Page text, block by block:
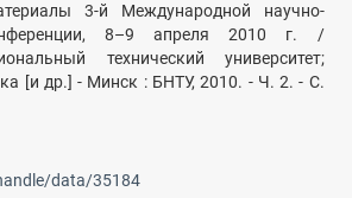
3-й Международной научно-
8–9 апреля 2010 г. /
технический университет;
[и др.] - Минск : БНТУ, 2010. - Ч. 2. - С.
data/35184